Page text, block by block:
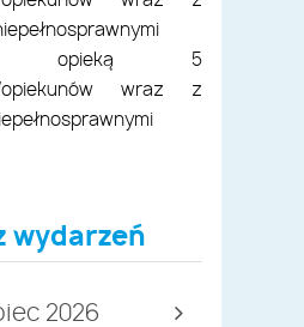
opieką 5
opiekunów wraz z
wydarzeń
2026